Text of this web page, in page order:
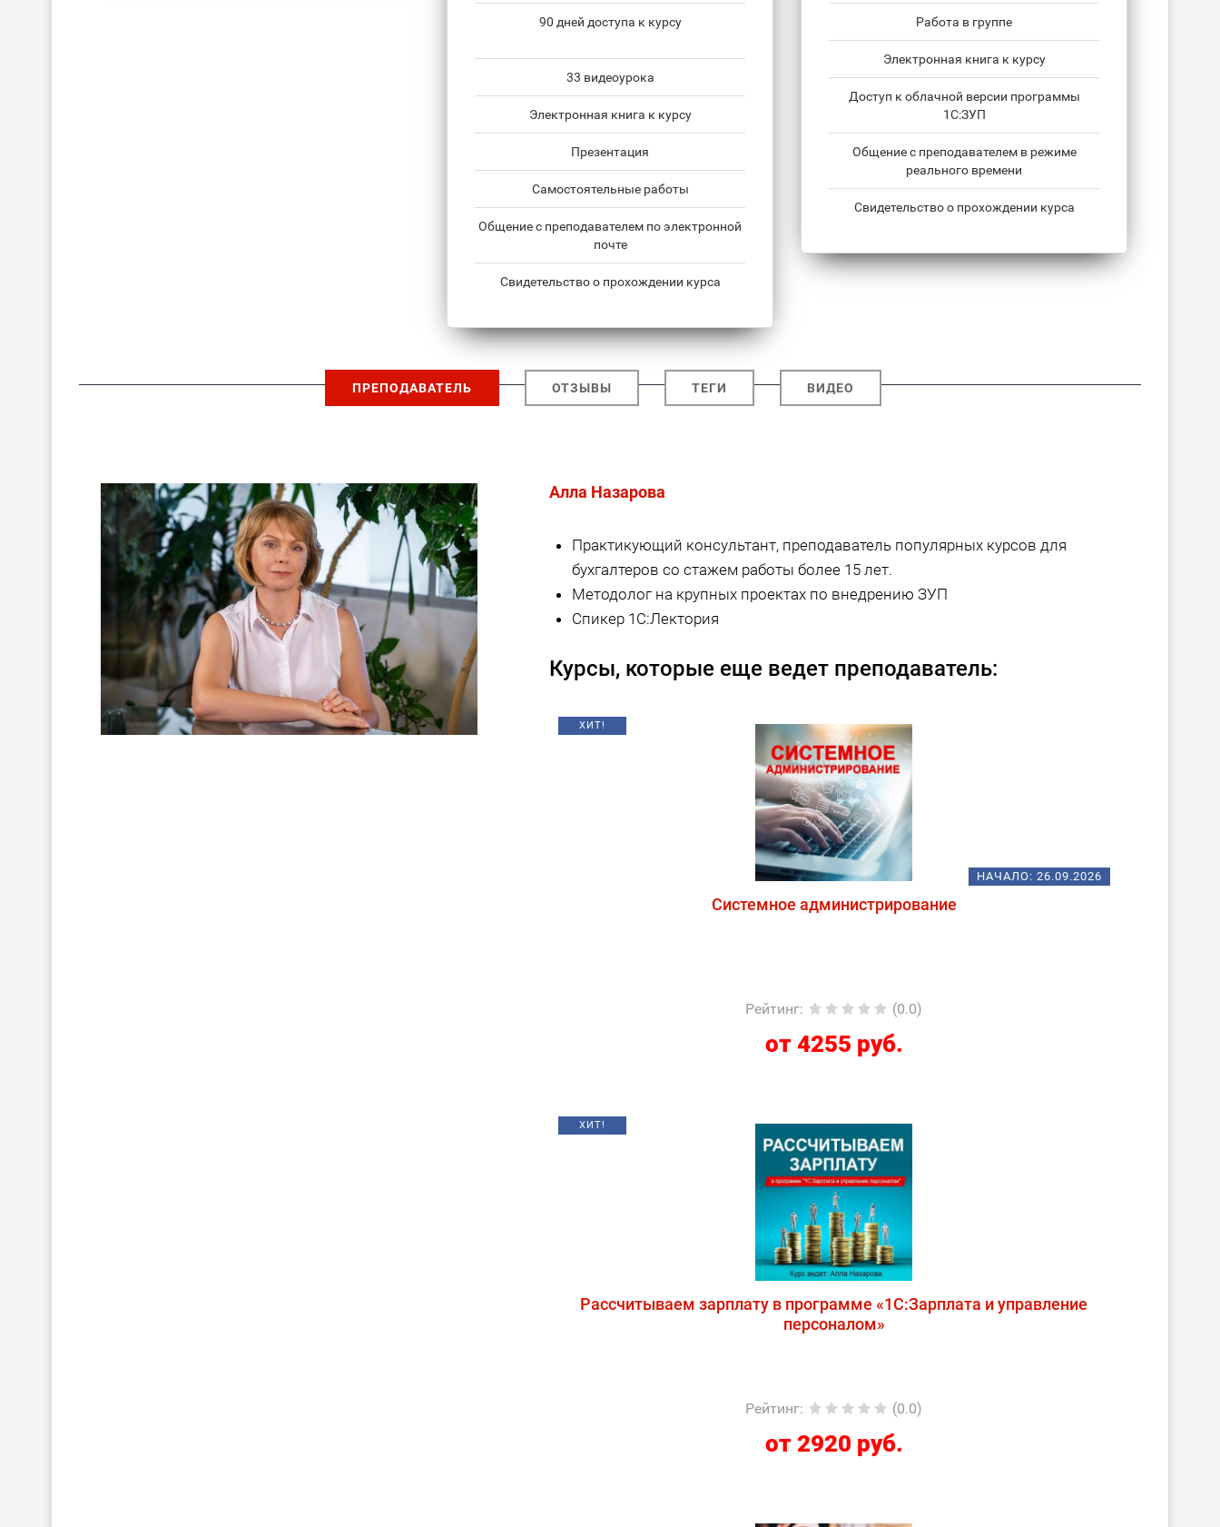
90 дней доступа к курсу
33 видеоурока
Электронная книга к курсу
Презентация
Самостоятельные работы
Общение с преподавателем по электронной
почте
Свидетельство о прохождении курса
Работа в группе
Электронная книга к курсу
Доступ к облачной версии программы
1С:ЗУП
Общение с преподавателем в режиме
реального времени
Свидетельство о прохождении курса
ПРЕПОДАВАТЕЛЬ ОТЗЫВЫ ТЕГИ ВИДЕО
Алла Назарова
Практикующий консультант, преподаватель популярных курсов для
бухгалтеров со стажем работы более 15 лет.
Методолог на крупных проектах по внедрению ЗУП
Спикер 1С:Лектория
Курсы, которые еще ведет преподаватель:
ХИТ!
НАЧАЛО: 26.09.2026
Системное администрирование
Рейтинг: (0.0)
от 4255 руб.
ХИТ!
Рассчитываем зарплату в программе «1С:Зарплата и управление
персоналом»
Рейтинг: (0.0)
от 2920 руб.